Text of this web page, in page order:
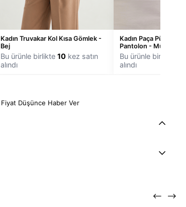
Kadın Truvakar Kol Kısa Gömlek -
Bej
Bu ürünle birlikte 10kez satın
alındı
Kadın Paça Püsküllü
Pantolon - Mürdüm
Bu ürünle birlikte
alındı
Fiyat Düşünce Haber Ver